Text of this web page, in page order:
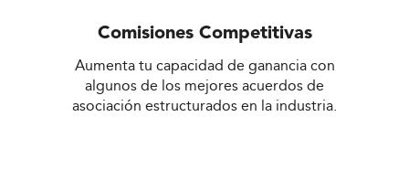
Comisiones Competitivas
Aumenta tu capacidad de ganancia con
algunos de los mejores acuerdos de
asociación estructurados en la industria.